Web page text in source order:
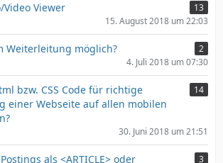
Video Viewer
13
15. August 2018 um 22:03
Weiterleitung möglich?
2
4. Juli 2018 um 07:30
bzw. CSS Code für richtige
einer Webseite auf allen mobilen
14
30. Juni 2018 um 21:51
als <ARTICLE> oder
3